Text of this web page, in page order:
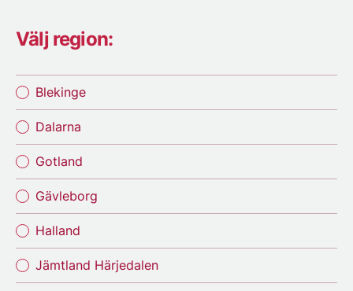
Välj region:
Blekinge
Dalarna
Gotland
Gävleborg
Halland
Jämtland Härjedalen